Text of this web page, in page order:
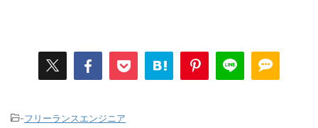
-フリーランスエンジニア